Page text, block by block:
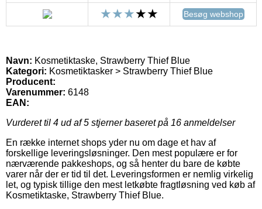
Besøg webshop
Navn: Kosmetiktaske, Strawberry Thief Blue
Kategori: Kosmetiktasker > Strawberry Thief Blue
Producent:
Varenummer: 6148
EAN:
Vurderet til 4 ud af 5 stjerner baseret på 16 anmeldelser
En række internet shops yder nu om dage et hav af
forskellige leveringsløsninger. Den mest populære er for
nærværende pakkeshops, og så henter du bare de købte
varer når der er tid til det. Leveringsformen er nemlig virkelig
let, og typisk tillige den mest letkøbte fragtløsning ved køb af
Kosmetiktaske, Strawberry Thief Blue.